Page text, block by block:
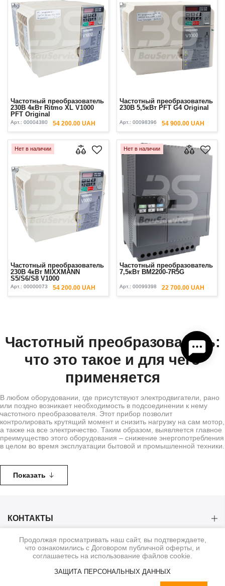
Частотный преобразователь
230В 4кВт Ritmo XL V1000
PFT Original
Арт.: 00004380 54 200.00 UAH
Частотный преобразователь
230В 5,5кВт PFT G4 Original
Арт.: 00098396 54 900.00 UAH
Нет в наличии
Частотный преобразователь
230В 4кВт MIXXMANN
S5/S6/S8 V1000
Арт.: 00000073 54 200.00 UAH
Нет в наличии
Частотный преобразователь
7,5кВт BM2200-7R5G
Арт.: 00099398 22 700.00 UAH
Частотный преобразователь:
что это такое и для чего
применяется
В любом оборудовании, где присутствуют электродвигатели, рано
или поздно возникает необходимость в подсоединении к нему
частотного преобразователя. Этот прибор позволит
контролировать крутящий момент и снизить нагрузку на сам мотор,
а также на все электричество. Таким образом, выявляется главное
преимущество этого оборудования – снижение энергопотребления
в целом во время эксплуатации бытовой и промышленной техники.
Особенности подбора и эксплуатации
электрическими приводами. Перед тем как купить продукт,
необходимо принять во внимание тип нагрузки (например,
которой вы хотите управлять, и ее требования к мощности
(напряжение, ток и т. д.). Номинальное значение этого показателя
в преобразователе частоты должно быть в состоянии покрыть
Ключевые особенности, на которые стоит обратить внимание:
Показать
КОНТАКТЫ
КАТЕГОРИИ
ИНФОРМАЦИЯ
Продолжая просматривать наш сайт, вы подтверждаете,
что ознакомились с Договором публичной оферты, и
соглашаетесь на использование файлов cookie.
ЗАЩИТА ПЕРСОНАЛЬНЫХ ДАННЫХ